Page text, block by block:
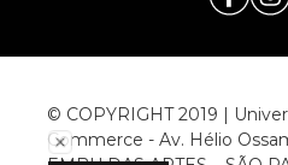
© COPYRIGHT 2019 |
Commerce - Av. Hélio